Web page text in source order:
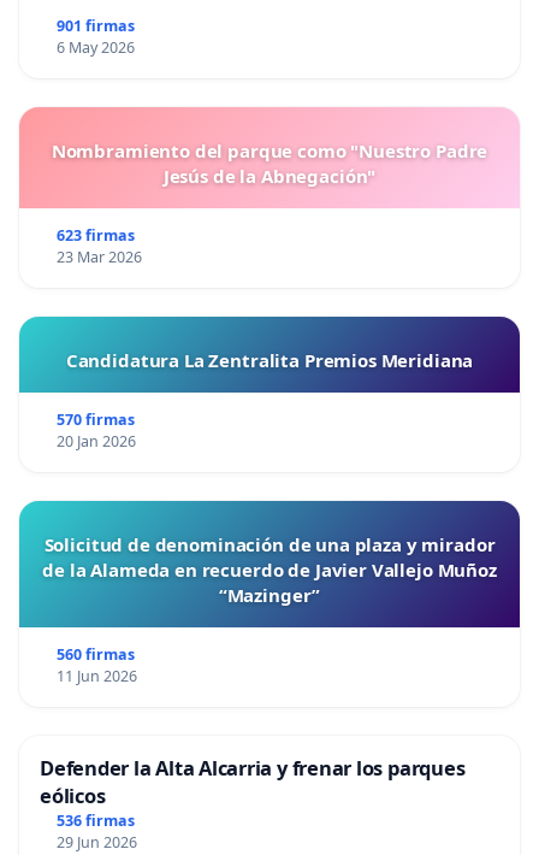
901 firmas
6 May 2026
Nombramiento del parque como "Nuestro Padre
Jesús de la Abnegación"
623 firmas
23 Mar 2026
Candidatura La Zentralita Premios Meridiana
570 firmas
20 Jan 2026
Solicitud de denominación de una plaza y mirador
de la Alameda en recuerdo de Javier Vallejo Muñoz
“Mazinger”
560 firmas
11 Jun 2026
Defender la Alta Alcarria y frenar los parques
eólicos
536 firmas
29 Jun 2026